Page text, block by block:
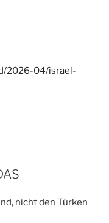
2026-04/israel-
nicht den Türken